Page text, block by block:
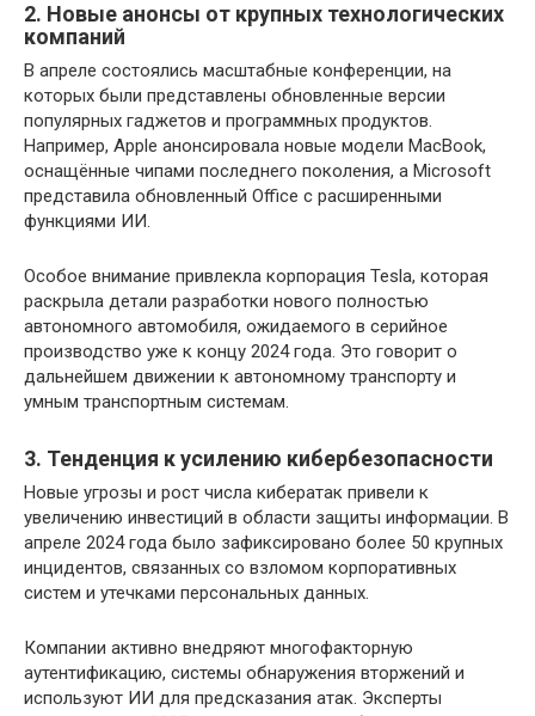
2. Новые анонсы от крупных технологических
компаний
В апреле состоялись масштабные конференции, на
которых были представлены обновленные версии
популярных гаджетов и программных продуктов.
Например, Apple анонсировала новые модели MacBook,
оснащённые чипами последнего поколения, а Microsoft
представила обновленный Office с расширенными
функциями ИИ.
Особое внимание привлекла корпорация Tesla, которая
раскрыла детали разработки нового полностью
автономного автомобиля, ожидаемого в серийное
производство уже к концу 2024 года. Это говорит о
дальнейшем движении к автономному транспорту и
умным транспортным системам.
3. Тенденция к усилению кибербезопасности
Новые угрозы и рост числа кибератак привели к
увеличению инвестиций в области защиты информации. В
апреле 2024 года было зафиксировано более 50 крупных
инцидентов, связанных со взломом корпоративных
систем и утечками персональных данных.
Компании активно внедряют многофакторную
аутентификацию, системы обнаружения вторжений и
используют ИИ для предсказания атак. Эксперты